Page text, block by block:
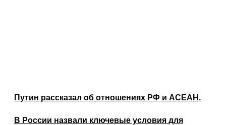
Путин рассказал об отношениях РФ и АСЕАН.
В России назвали ключевые условия для